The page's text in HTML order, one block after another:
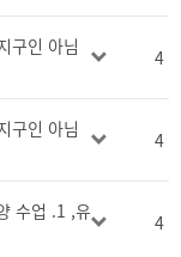
구인 아님
4
구인 아님
4
수업 .1 ,유
4